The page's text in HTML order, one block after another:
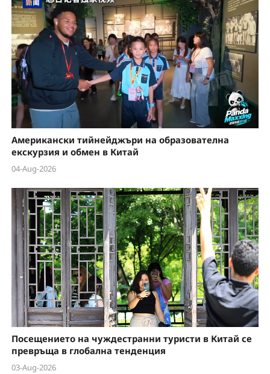
Американски тийнейджъри на образователна
екскурзия и обмен в Китай
04-Aug-2026
Посещението на чуждестранни туристи в Китай се
превръща в глобална тенденция
03-Aug-2026